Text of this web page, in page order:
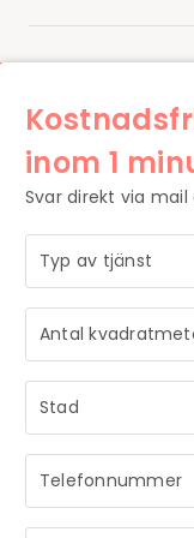
Ditt meddelande
så
inom 1
Svar direkt via mail